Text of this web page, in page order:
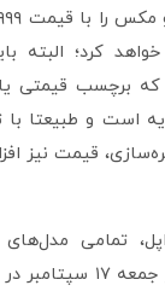
خواهد کرد؛ البته
برچسب قیمتی
است و طبیعتا با
قیمت نیز
پیش‌خرید در جمعه